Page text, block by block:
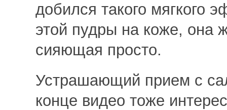
добился такого мягкого
этой пудры на коже, она
сияющая просто.
Устрашающий прием с
конце видео тоже